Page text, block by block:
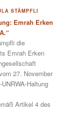
STÄMPFLI
Emrah Erken
die
Emrah Erken
27. November
Haltung
Artikel 4 des